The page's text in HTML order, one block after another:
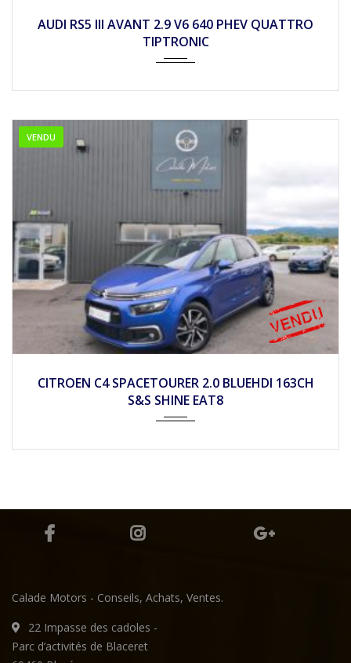
AUDI RS5 III AVANT 2.9 V6 640 PHEV QUATTRO
TIPTRONIC
VENDU
CITROEN C4 SPACETOURER 2.0 BLUEHDI 163CH
S&S SHINE EAT8
Calade Motors - Conseils, Achats, Ventes.
22 Impasse des cadoles -
Parc d’activités de Blaceret